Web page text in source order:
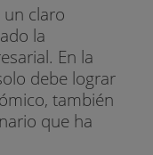
claro
la
En la
debe lograr
también
que ha